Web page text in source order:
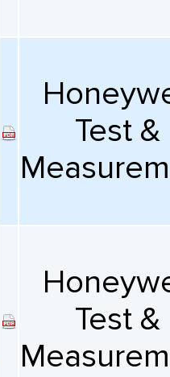
Test &
Test &